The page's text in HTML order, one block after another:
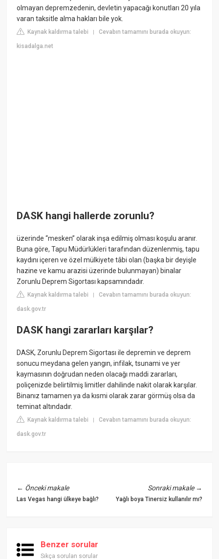
olmayan depremzedenin, devletin yapacağı konutları 20 yıla
varan taksitle alma hakları bile yok.
Kaynak kaldırma talebi |Cevabın tamamını burada okuyun:
kisadalga.net
DASK hangi hallerde zorunlu?
üzerinde “mesken” olarak inşa edilmiş olması koşulu aranır.
Buna göre, Tapu Müdürlükleri tarafından düzenlenmiş, tapu
kaydını içeren ve özel mülkiyete tâbi olan (başka bir deyişle
hazine ve kamu arazisi üzerinde bulunmayan) binalar
Zorunlu Deprem Sigortası kapsamındadır.
Kaynak kaldırma talebi |Cevabın tamamını burada okuyun:
dask.gov.tr
DASK hangi zararları karşılar?
DASK, Zorunlu Deprem Sigortası ile depremin ve deprem
sonucu meydana gelen yangın, infilak, tsunami ve yer
kaymasının doğrudan neden olacağı maddi zararları,
poliçenizde belirtilmiş limitler dahilinde nakit olarak karşılar.
Binanız tamamen ya da kısmi olarak zarar görmüş olsa da
teminat altındadır.
Kaynak kaldırma talebi |Cevabın tamamını burada okuyun:
dask.gov.tr
← Önceki makale
Las Vegas hangi ülkeye bağlı?
Sonraki makale→
Yağlı boya Tinersiz kullanılır mı?
Benzer sorular
Sıkça sorulan sorular